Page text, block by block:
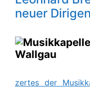
neuer
zertes der